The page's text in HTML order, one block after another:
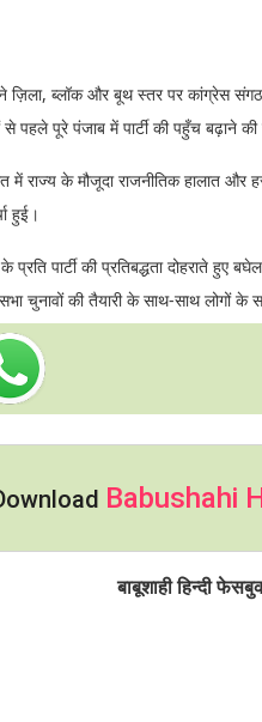
ज़िला, ब्लॉक और बूथ स्तर पर कांग्रेस
से पहले पूरे पंजाब में पार्टी की पहुँच बढ़ाने
में राज्य के मौजूदा राजनीतिक हालात
हुई।
प्रति पार्टी की प्रतिबद्धता दोहराते
चुनावों की तैयारी के साथ-साथ लोगों
Babushahi
बाबूशाही हिन्दी